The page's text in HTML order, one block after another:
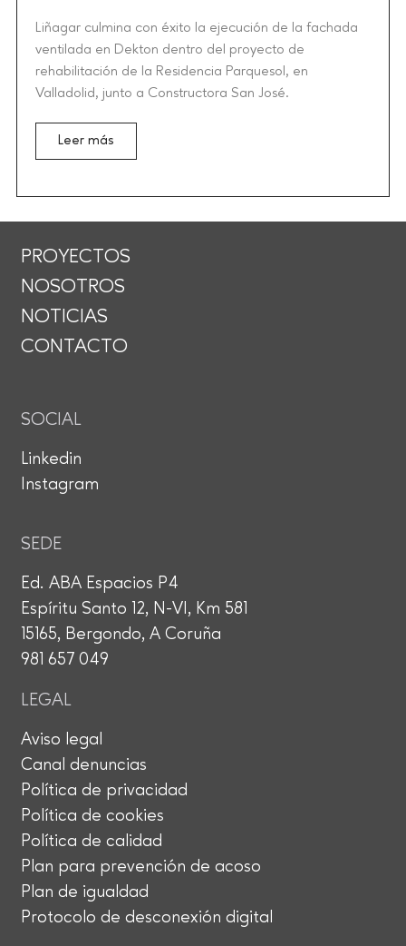
Liñagar culmina con éxito la ejecución de la fachada
ventilada en Dekton dentro del proyecto de
rehabilitación de la Residencia Parquesol, en
Valladolid, junto a Constructora San José.
Leer más
PROYECTOS
NOSOTROS
NOTICIAS
CONTACTO
SOCIAL
Linkedin
Instagram
SEDE
Ed. ABA Espacios P4
Espíritu Santo 12, N-VI, Km 581
15165, Bergondo, A Coruña
981 657 049
LEGAL
Aviso legal
Canal denuncias
Política de privacidad
Política de cookies
Política de calidad
Plan para prevención de acoso
Plan de igualdad
Protocolo de desconexión digital